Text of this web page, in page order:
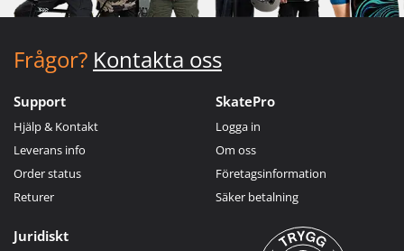
Frågor? Kontakta oss
Support
Hjälp & Kontakt
Leverans info
Order status
Returer
SkatePro
Logga in
Om oss
Företagsinformation
Säker betalning
Juridiskt